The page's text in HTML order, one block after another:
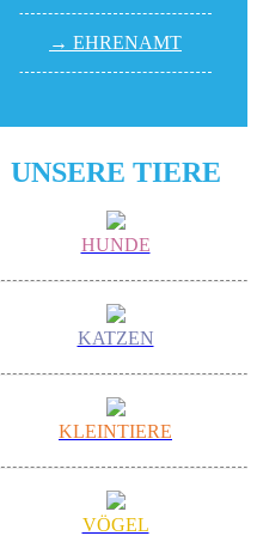
→ EHREN­AMT
UNSERE TIERE
HUNDE
KATZEN
KLEINTIERE
VÖGEL